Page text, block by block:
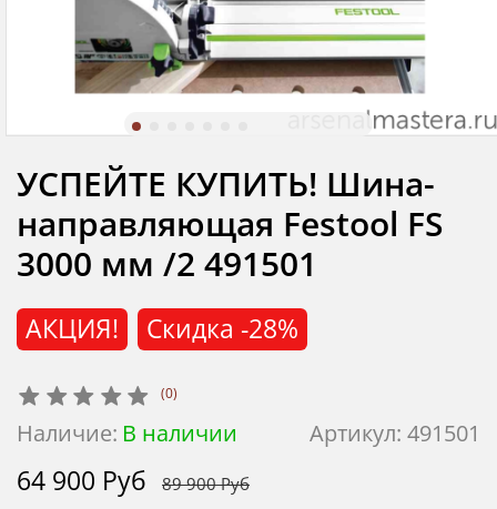
(0)
Артикул: 491501
Наличие: В наличии
АКЦИЯ! Скидка -28%
УСПЕЙТЕ КУПИТЬ! Шина-
направляющая Festool FS
3000 мм /2 491501
64 900 Руб 89 900 Руб